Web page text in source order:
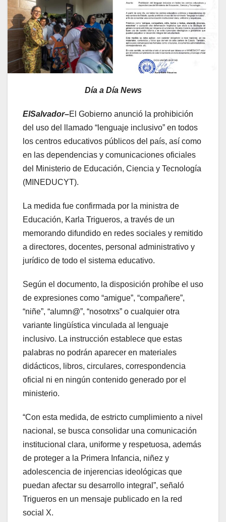
Día a Día News
ElSalvador–El Gobierno anunció la prohibición
del uso del llamado “lenguaje inclusivo” en todos
los centros educativos públicos del país, así como
en las dependencias y comunicaciones oficiales
del Ministerio de Educación, Ciencia y Tecnología
(MINEDUCYT).
La medida fue confirmada por la ministra de
Educación, Karla Trigueros, a través de un
memorando difundido en redes sociales y remitido
a directores, docentes, personal administrativo y
jurídico de todo el sistema educativo.
Según el documento, la disposición prohíbe el uso
de expresiones como “amigue”, “compañere”,
“niñe”, “alumn@”, “nosotrxs” o cualquier otra
variante lingüística vinculada al lenguaje
inclusivo. La instrucción establece que estas
palabras no podrán aparecer en materiales
didácticos, libros, circulares, correspondencia
oficial ni en ningún contenido generado por el
ministerio.
“Con esta medida, de estricto cumplimiento a nivel
nacional, se busca consolidar una comunicación
institucional clara, uniforme y respetuosa, además
de proteger a la Primera Infancia, niñez y
adolescencia de injerencias ideológicas que
puedan afectar su desarrollo integral”, señaló
Trigueros en un mensaje publicado en la red
social X.